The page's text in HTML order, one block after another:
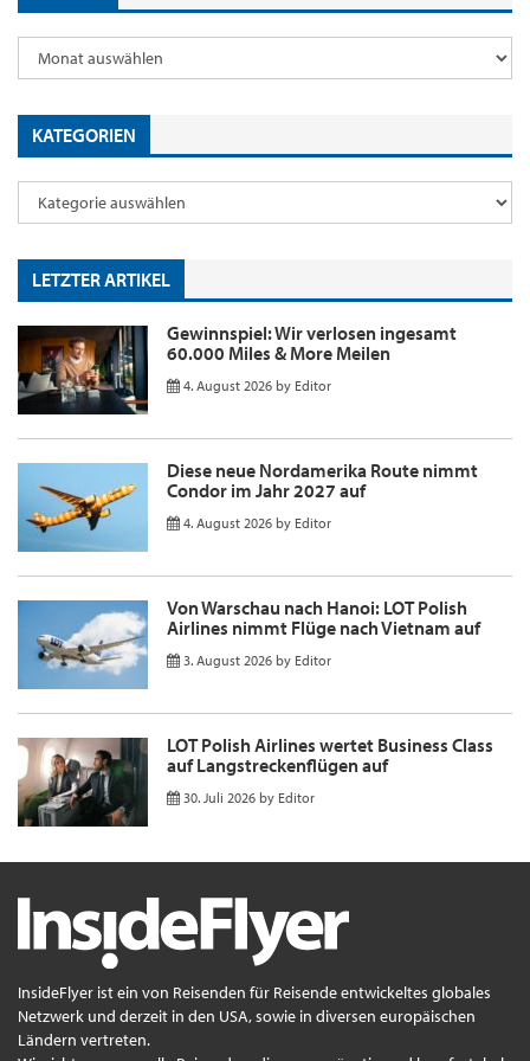
KATEGORIEN
LETZTER ARTIKEL
Gewinnspiel: Wir verlosen ingesamt
60.000 Miles & More Meilen
4. August 2026 by Editor
Diese neue Nordamerika Route nimmt
Condor im Jahr 2027 auf
4. August 2026 by Editor
Von Warschau nach Hanoi: LOT Polish
Airlines nimmt Flüge nach Vietnam auf
3. August 2026 by Editor
LOT Polish Airlines wertet Business Class
auf Langstreckenflügen auf
30. Juli 2026 by Editor
InsideFlyer ist ein von Reisenden für Reisende entwickeltes globales
Netzwerk und derzeit in den USA, sowie in diversen europäischen
Ländern vertreten.